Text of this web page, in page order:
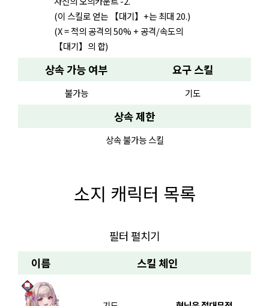
(이 스킬로 얻는 【대기】+는 최대 20.)
(X = 적의 공격의 50% + 공격/속도의
【대기】의 합)
상속 가능 여부 요구 스킬
불가능 기도
상속 제한
상속 불가능 스킬
소지 캐릭터 목록
필터 펼치기
이름 스킬 체인